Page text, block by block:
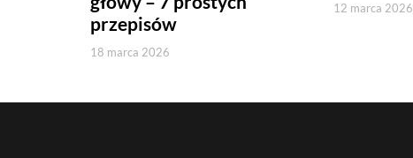
przepisów
18 marca 2026
12 marca 2026